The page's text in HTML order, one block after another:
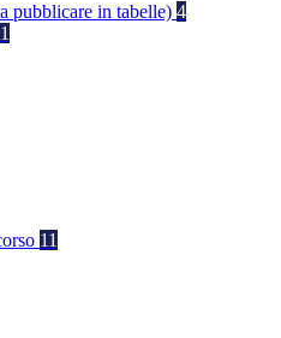
pubblicare in tabelle) 4
11